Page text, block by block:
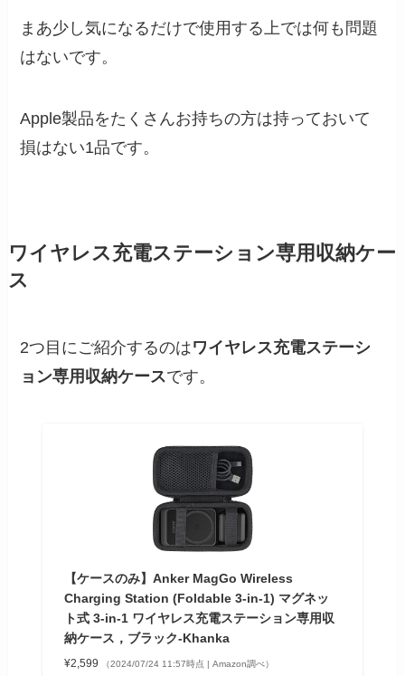
まあ少し気になるだけで使用する上では何も問題
はないです。
Apple製品をたくさんお持ちの方は持っておいて
損はない1品です。
ワイヤレス充電ステーション専用収納ケー
ス
2つ目にご紹介するのはワイヤレス充電ステーシ
ョン専用収納ケースです。
【ケースのみ】Anker MagGo Wireless
Charging Station (Foldable 3-in-1) マグネッ
ト式 3-in-1 ワイヤレス充電ステーション専用収
納ケース，ブラック‐Khanka
¥2,599 （2024/07/24 11:57時点 | Amazon調べ）